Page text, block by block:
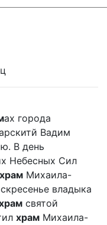
ах города
Вадим
В день
Небесных Сил
храм Михаила-
владыка
святой
храм Михаила-